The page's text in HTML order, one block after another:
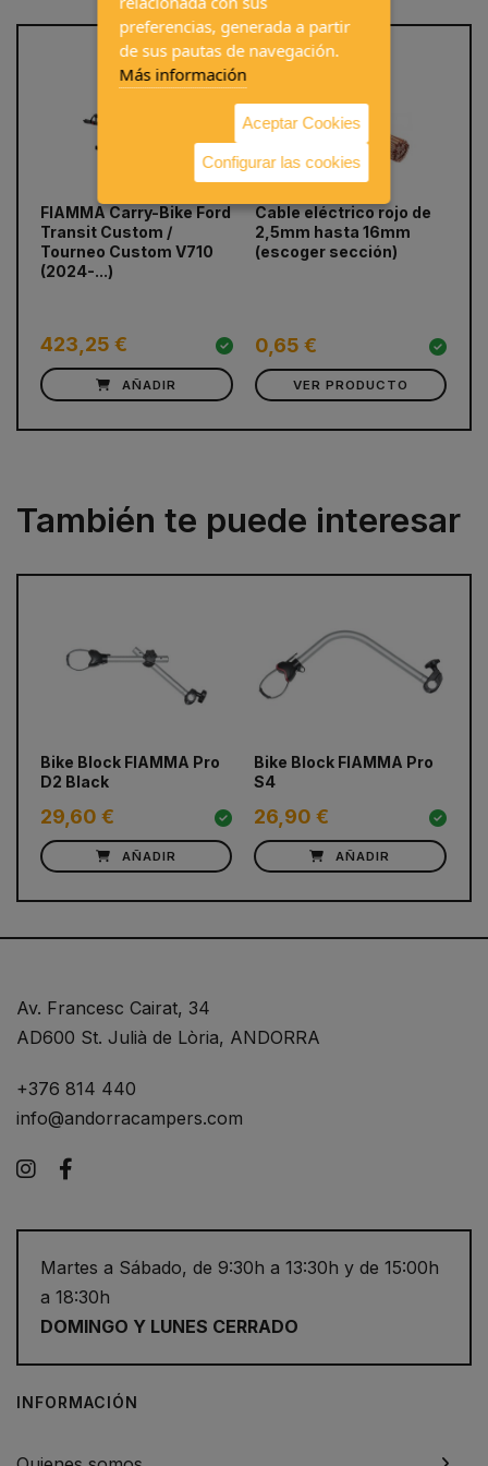
FIAMMA Carry-Bike Ford
Transit Custom /
Tourneo Custom V710
(2024-...)
423,25 €
AÑADIR
Cable eléctrico rojo de
2,5mm hasta 16mm
(escoger sección)
0,65 €
VER PRODUCTO
prev
También te puede interesar
Bike Block FIAMMA Pro
D2 Black
29,60 €
AÑADIR
Bike Block FIAMMA Pro
S4
26,90 €
AÑADIR
Av. Francesc Cairat, 34
AD600 St. Julià de Lòria, ANDORRA
+376 814 440
info@andorracampers.com
Instagram
Martes a Sábado, de 9:30h a 13:30h y de 15:00h
a 18:30h
DOMINGO Y LUNES CERRADO
INFORMACIÓN
preferencias, generada a partir
de sus pautas de navegación.
Más información
Aceptar Cookies
Configurar las cookies